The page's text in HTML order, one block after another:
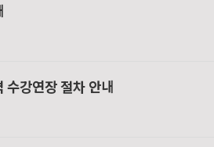
강연장 절차 안내